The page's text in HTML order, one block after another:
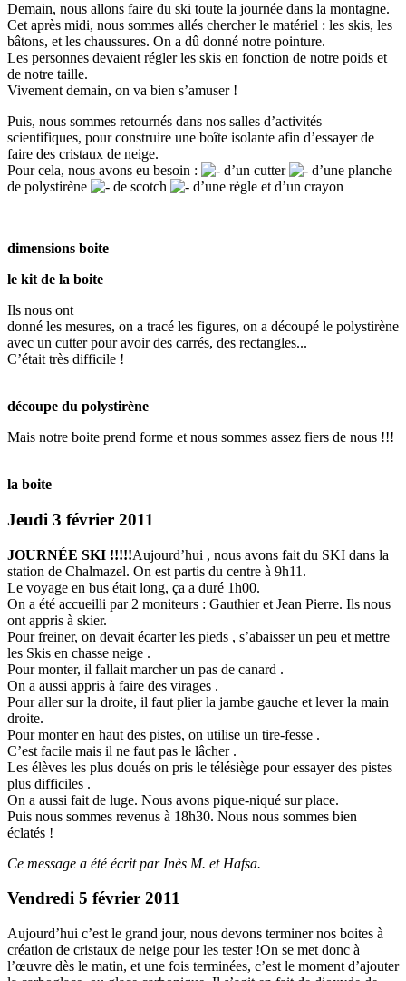
Demain, nous allons faire du ski toute la journée dans la montagne.
Cet après midi, nous sommes allés chercher le matériel : les skis, les
bâtons, et les chaussures. On a dû donné notre pointure.
Les personnes devaient régler les skis en fonction de notre poids et
de notre taille.
Vivement demain, on va bien s’amuser !
Puis, nous sommes retournés dans nos salles d’activités
scientifiques, pour construire une boîte isolante afin d’essayer de
faire des cristaux de neige.
Pour cela, nous avons eu besoin :
d’un cutter
d’une planche
de polystirène
de scotch d’une règle et d’un crayon
dimensions boite
le kit de la boite
Ils nous ont
donné les mesures, on a tracé les figures, on a découpé le polystirène
avec un cutter pour avoir des carrés, des rectangles...
C’était très difficile !
découpe du polystirène
Mais notre boite prend forme et nous sommes assez fiers de nous !!!
la boite
Jeudi 3 février 2011
JOURNÉE SKI !!!!!Aujourd’hui , nous avons fait du SKI dans la
station de Chalmazel. On est partis du centre à 9h11.
Le voyage en bus était long, ça a duré 1h00.
On a été accueilli par 2 moniteurs : Gauthier et Jean Pierre. Ils nous
ont appris à skier.
Pour freiner, on devait écarter les pieds , s’abaisser un peu et mettre
les Skis en chasse neige .
Pour monter, il fallait marcher un pas de canard .
On a aussi appris à faire des virages .
Pour aller sur la droite, il faut plier la jambe gauche et lever la main
droite.
Pour monter en haut des pistes, on utilise un tire-fesse .
C’est facile mais il ne faut pas le lâcher .
Les élèves les plus doués on pris le télésiège pour essayer des pistes
plus difficiles .
On a aussi fait de luge. Nous avons pique-niqué sur place.
Puis nous sommes revenus à 18h30. Nous nous sommes bien
éclatés !
Ce message a été écrit par Inès M. et Hafsa.
Vendredi 5 février 2011
Aujourd’hui c’est le grand jour, nous devons terminer nos boites à
création de cristaux de neige pour les tester !On se met donc à
l’œuvre dès le matin, et une fois terminées, c’est le moment d’ajouter